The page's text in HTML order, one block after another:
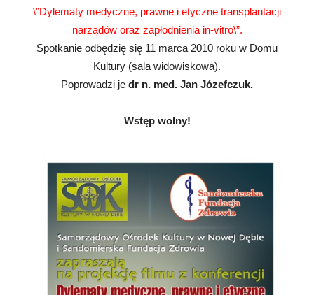
\”Dylematy medyczne, prawne i etyczne transplantacji
narządów oraz zapłodnienia in-vitro\”.
Spotkanie odbędzię się 11 marca 2010 roku w Domu
Kultury (sala widowiskowa).
Poprowadzi je dr n. med. Jan Józefczuk.
Wstęp wolny!